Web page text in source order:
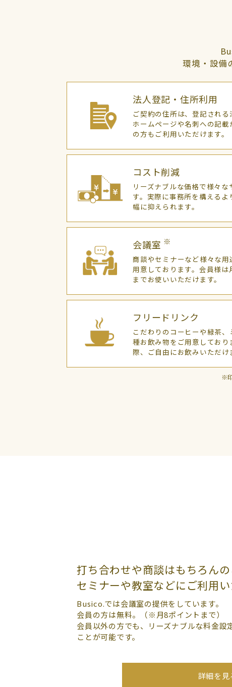
環境・設備
法人登記・住所利用
ご契約の住所は、登記される
ホームページや名刺への記
の方もご利用いただけます。
コスト削減
リーズナブルな価格で様々
す。実際に事務所を構える
幅に抑えられます。
会議室 ※
商談やセミナーなど様々な
用意しております。会員様
までお使いいただけます。
フリードリンク
こだわりのコーヒーや緑茶
種お飲み物をご用意してお
際、ご自由にお飲みいただけ
※
打ち合わせや商談はもちろんの
セミナーや教室などにご利用い
Busico.では会議室の提供をしています。
会員の方は無料。（※月8ポイントまで）
会員以外の方でも、リーズナブルな料金設
ことが可能です。
詳細を見